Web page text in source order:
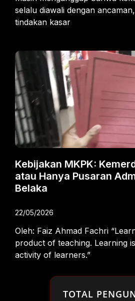
selalu diawali dengan
tindakan kasar
Kebijakan MKPK:
atau Hanya Pusaran
Belaka
22/05/2026
Oleh: Faiz Ahmad Fachri
product of teaching. Learning
activity of learners.”
TOTAL